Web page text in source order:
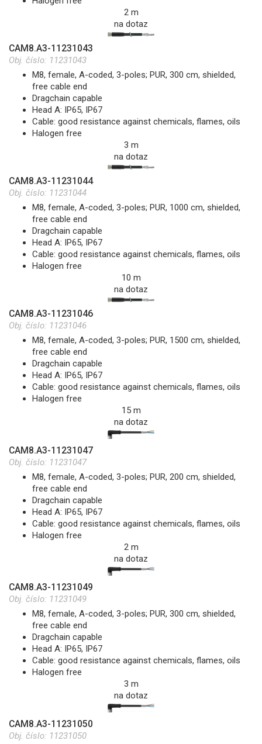
2 m
na dotaz
CAM8.A3-11231043
Obj. číslo: 11231043
M8, female, A-coded, 3-poles; PUR, 300 cm, shielded,
free cable end
Dragchain capable
Head A: IP65, IP67
Cable: good resistance against chemicals, flames, oils
Halogen free
3 m
na dotaz
CAM8.A3-11231044
Obj. číslo: 11231044
M8, female, A-coded, 3-poles; PUR, 1000 cm, shielded,
free cable end
Dragchain capable
Head A: IP65, IP67
Cable: good resistance against chemicals, flames, oils
Halogen free
10 m
na dotaz
CAM8.A3-11231046
Obj. číslo: 11231046
M8, female, A-coded, 3-poles; PUR, 1500 cm, shielded,
free cable end
Dragchain capable
Head A: IP65, IP67
Cable: good resistance against chemicals, flames, oils
Halogen free
15 m
na dotaz
CAM8.A3-11231047
Obj. číslo: 11231047
M8, female, A-coded, 3-poles; PUR, 200 cm, shielded,
free cable end
Dragchain capable
Head A: IP65, IP67
Cable: good resistance against chemicals, flames, oils
Halogen free
2 m
na dotaz
CAM8.A3-11231049
Obj. číslo: 11231049
M8, female, A-coded, 3-poles; PUR, 300 cm, shielded,
free cable end
Dragchain capable
Head A: IP65, IP67
Cable: good resistance against chemicals, flames, oils
Halogen free
3 m
na dotaz
CAM8.A3-11231050
Obj. číslo: 11231050